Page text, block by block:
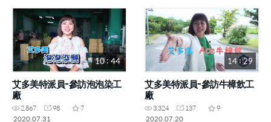
10 : 44
艾多美特派員-參訪泡泡染工
廠
2,867 98
7
2020.07.31
14 : 29
艾多美特派員-參訪牛樟飲工
廠
3,324 137
9
2020.07.20